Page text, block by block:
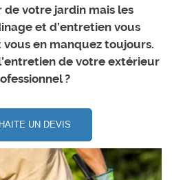
votre jardin mais les
et d’entretien vous
en manquez toujours.
de votre extérieur
?
UN DEVIS